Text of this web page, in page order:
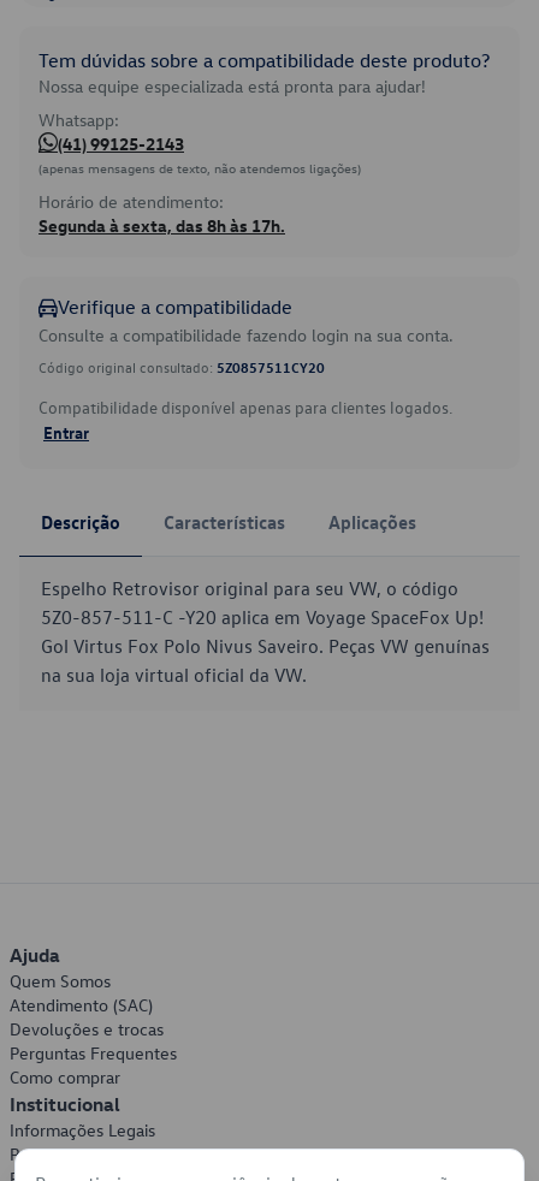
Tem dúvidas sobre a compatibilidade deste produto?
Nossa equipe especializada está pronta para ajudar!
Whatsapp:
(41) 99125-2143
(apenas mensagens de texto, não atendemos ligações)
Horário de atendimento:
Segunda à sexta, das 8h às 17h.
Verifique a compatibilidade
Consulte a compatibilidade fazendo login na sua conta.
Código original consultado: 5Z0857511CY20
Compatibilidade disponível apenas para clientes logados.
Entrar
Descrição Características Aplicações
Espelho Retrovisor original para seu VW, o código
5Z0-857-511-C -Y20 aplica em Voyage SpaceFox Up!
Gol Virtus Fox Polo Nivus Saveiro. Peças VW genuínas
na sua loja virtual oficial da VW.
Ajuda
Quem Somos
Atendimento (SAC)
Devoluções e trocas
Perguntas Frequentes
Como comprar
Institucional
Informações Legais
Política de Privacidade